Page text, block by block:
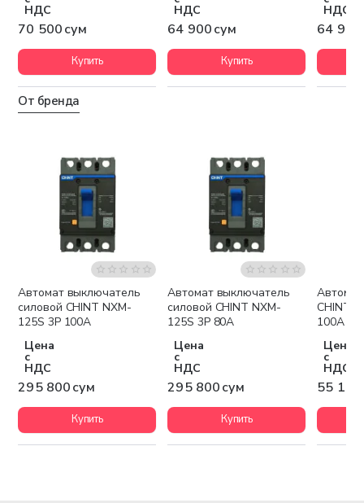
НДС
70 500 сум
Купить
НДС
64 900 сум
Купить
НДС
64 900
От бренда
Автомат выключатель
силовой CHINT NXM-
125S 3P 100A
Цена
с
НДС
295 800 сум
Купить
Автомат выключатель
силовой CHINT NXM-
125S 3P 80A
Цена
с
НДС
295 800 сум
Купить
CHINT
100A
Цена
с
НДС
55 100